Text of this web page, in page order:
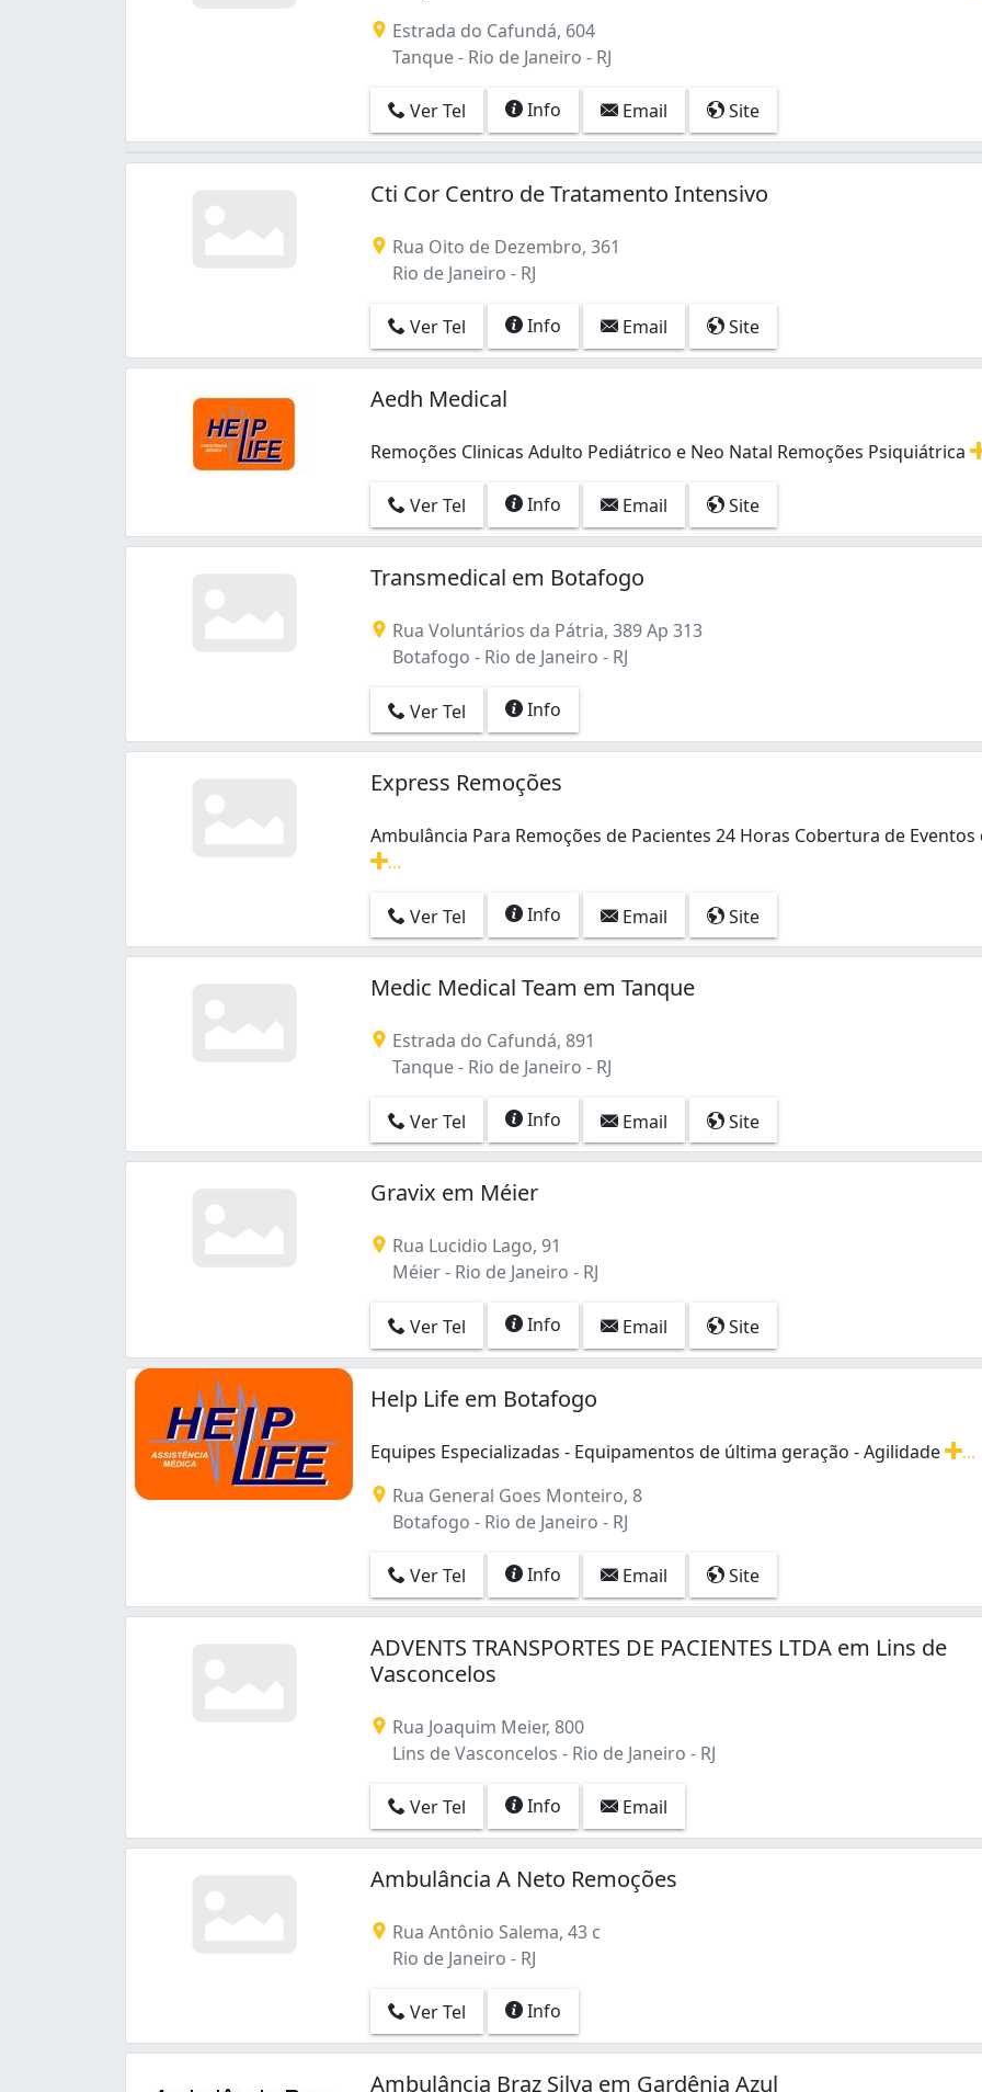
Estrada do Cafundá, 604
Tanque - Rio de Janeiro - RJ
Ver Tel Info Email Site
Cti Cor Centro de Tratamento Intensivo
Rua Oito de Dezembro, 361
Rio de Janeiro - RJ
Ver Tel Info Email Site
Aedh Medical
Remoções Clinicas Adulto Pediátrico e Neo Natal Remoções Psiquiátrica
Ver Tel
Info Email Site
Transmedical em Botafogo
Rua Voluntários da Pátria, 389 Ap 313
Botafogo - Rio de Janeiro - RJ
Ver Tel Info
Express Remoções
Ambulância Para Remoções de Pacientes 24 Horas Cobertura de Eventos
Ver Tel
Info Email Site
Medic Medical Team em Tanque
Estrada do Cafundá, 891
Tanque - Rio de Janeiro - RJ
Ver Tel Info Email Site
Gravix em Méier
Rua Lucidio Lago, 91
Méier - Rio de Janeiro - RJ
Ver Tel Info Email Site
Help Life em Botafogo
Equipes Especializadas - Equipamentos de última geração - Agilidade
Rua General Goes Monteiro, 8
Botafogo - Rio de Janeiro - RJ
Ver Tel Info Email Site
ADVENTS TRANSPORTES DE PACIENTES LTDA em Lins de
Vasconcelos
Rua Joaquim Meier, 800
Lins de Vasconcelos - Rio de Janeiro - RJ
Ver Tel Info Email
Ambulância A Neto Remoções
Rua Antônio Salema, 43 c
Rio de Janeiro - RJ
Ver Tel Info
Ambulância Braz Silva em Gardênia Azul